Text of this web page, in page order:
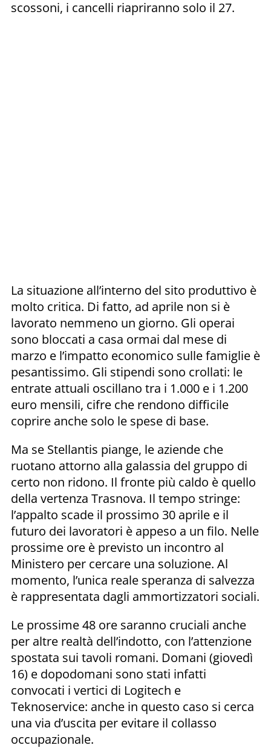
scossoni, i cancelli riapriranno solo il 27.
La situazione all’interno del sito produttivo è
molto critica. Di fatto, ad aprile non si è
lavorato nemmeno un giorno. Gli operai
sono bloccati a casa ormai dal mese di
marzo e l’impatto economico sulle famiglie è
pesantissimo. Gli stipendi sono crollati: le
entrate attuali oscillano tra i 1.000 e i 1.200
euro mensili, cifre che rendono difficile
coprire anche solo le spese di base.
Ma se Stellantis piange, le aziende che
ruotano attorno alla galassia del gruppo di
certo non ridono. Il fronte più caldo è quello
della vertenza Trasnova. Il tempo stringe:
l’appalto scade il prossimo 30 aprile e il
futuro dei lavoratori è appeso a un filo. Nelle
prossime ore è previsto un incontro al
Ministero per cercare una soluzione. Al
momento, l’unica reale speranza di salvezza
è rappresentata dagli ammortizzatori sociali.
Le prossime 48 ore saranno cruciali anche
per altre realtà dell’indotto, con l’attenzione
spostata sui tavoli romani. Domani (giovedì
16) e dopodomani sono stati infatti
convocati i vertici di Logitech e
Teknoservice: anche in questo caso si cerca
una via d’uscita per evitare il collasso
occupazionale.